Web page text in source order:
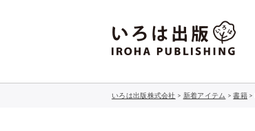
いろは出版株式会社 > 新着アイテム >書籍>